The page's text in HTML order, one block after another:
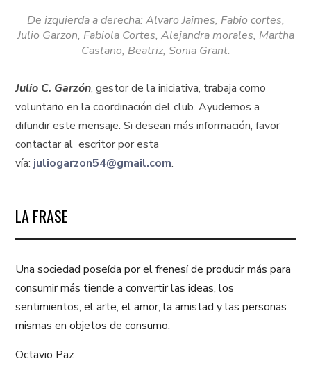
De izquierda a derecha: Alvaro Jaimes, Fabio cortes,
Julio Garzon, Fabiola Cortes, Alejandra morales, Martha
Castano, Beatriz, Sonia Grant.
Julio C. Garzón, gestor de la iniciativa, trabaja como
voluntario en la coordinación del club. Ayudemos a
difundir este mensaje. Si desean más información, favor
contactar al escritor por esta
vía: juliogarzon54@gmail.com.
LA FRASE
Una sociedad poseída por el frenesí de producir más para
consumir más tiende a convertir las ideas, los
sentimientos, el arte, el amor, la amistad y las personas
mismas en objetos de consumo.
Octavio Paz